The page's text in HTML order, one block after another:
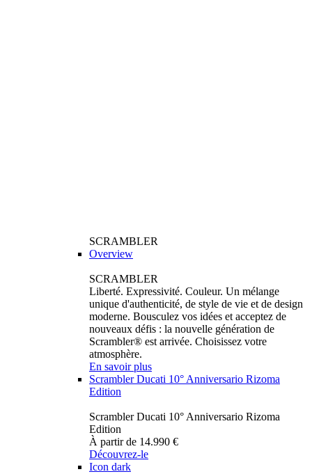
SCRAMBLER
Overview
SCRAMBLER
Liberté. Expressivité. Couleur. Un mélange
unique d'authenticité, de style de vie et de design
moderne. Bousculez vos idées et acceptez de
nouveaux défis : la nouvelle génération de
Scrambler® est arrivée. Choisissez votre
atmosphère.
En savoir plus
Scrambler Ducati 10° Anniversario Rizoma
Edition
Scrambler Ducati 10° Anniversario Rizoma
Edition
À partir de 14.990 €
Découvrez-le
Icon dark